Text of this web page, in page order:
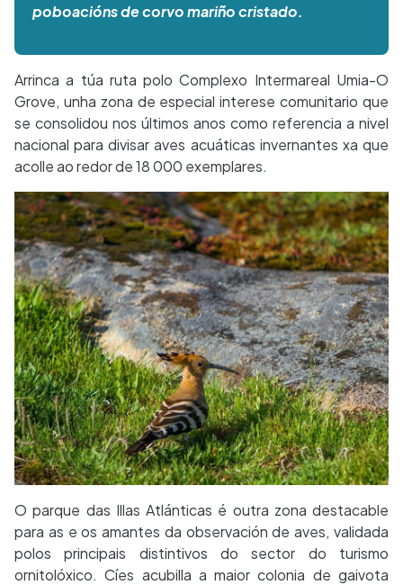
poboacións de corvo mariño cristado.
Arrinca a túa ruta polo Complexo Intermareal Umia-O
Grove, unha zona de especial interese comunitario que
se consolidou nos últimos anos como referencia a nivel
nacional para divisar aves acuáticas invernantes xa que
acolle ao redor de 18 000 exemplares.
O parque das Illas Atlánticas é outra zona destacable
para as e os amantes da observación de aves, validada
polos principais distintivos do sector do turismo
ornitolóxico. Cíes acubilla a maior colonia de gaivota